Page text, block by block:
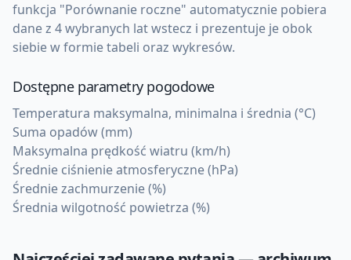
funkcja "Porównanie roczne" automatycznie pobiera
dane z 4 wybranych lat wstecz i prezentuje je obok
siebie w formie tabeli oraz wykresów.
Dostępne parametry pogodowe
Temperatura maksymalna, minimalna i średnia (°C)
Suma opadów (mm)
Maksymalna prędkość wiatru (km/h)
Średnie ciśnienie atmosferyczne (hPa)
Średnie zachmurzenie (%)
Średnia wilgotność powietrza (%)